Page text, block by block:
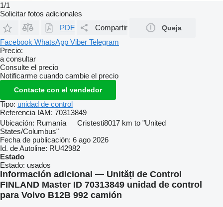
1/1
Solicitar fotos adicionales
PDF
Compartir Queja
Facebook WhatsApp Viber Telegram
Precio:
a consultar
Consulte el precio
Notificarme cuando cambie el precio
Contacte con el vendedor
Tipo: unidad de control
Referencia IAM: 70313849
Ubicación: Rumanía Cristesti8017 km to "United
States/Columbus"
Fecha de publicación: 6 ago 2026
Id. de Autoline: RU42982
Estado
Estado: usados
Información adicional — Unități de Control
FINLAND Master ID 70313849 unidad de control
para Volvo B12B 992 camión